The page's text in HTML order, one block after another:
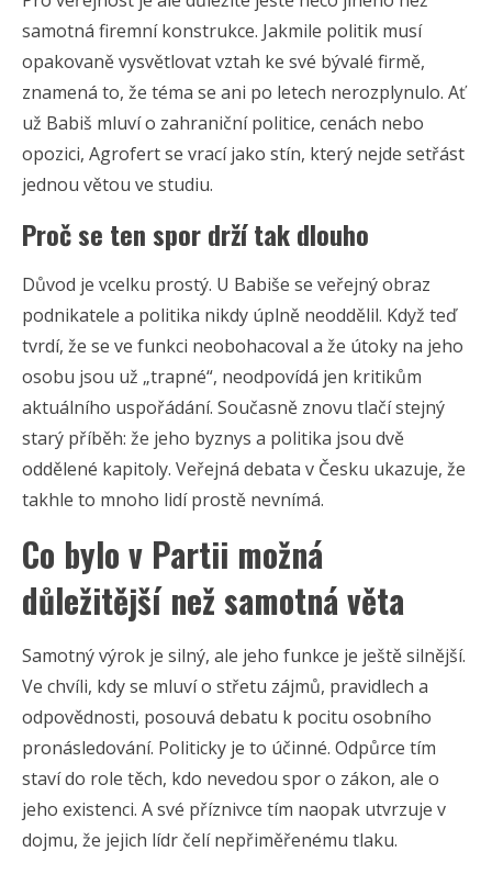
samotná firemní konstrukce. Jakmile politik musí
opakovaně vysvětlovat vztah ke své bývalé firmě,
znamená to, že téma se ani po letech nerozplynulo. Ať
už Babiš mluví o zahraniční politice, cenách nebo
opozici, Agrofert se vrací jako stín, který nejde setřást
jednou větou ve studiu.
Proč se ten spor drží tak dlouho
Důvod je vcelku prostý. U Babiše se veřejný obraz
podnikatele a politika nikdy úplně neoddělil. Když teď
tvrdí, že se ve funkci neobohacoval a že útoky na jeho
osobu jsou už „trapné“, neodpovídá jen kritikům
aktuálního uspořádání. Současně znovu tlačí stejný
starý příběh: že jeho byznys a politika jsou dvě
oddělené kapitoly. Veřejná debata v Česku ukazuje, že
takhle to mnoho lidí prostě nevnímá.
Co bylo v Partii možná
důležitější než samotná věta
Samotný výrok je silný, ale jeho funkce je ještě silnější.
Ve chvíli, kdy se mluví o střetu zájmů, pravidlech a
odpovědnosti, posouvá debatu k pocitu osobního
pronásledování. Politicky je to účinné. Odpůrce tím
staví do role těch, kdo nevedou spor o zákon, ale o
jeho existenci. A své příznivce tím naopak utvrzuje v
dojmu, že jejich lídr čelí nepřiměřenému tlaku.